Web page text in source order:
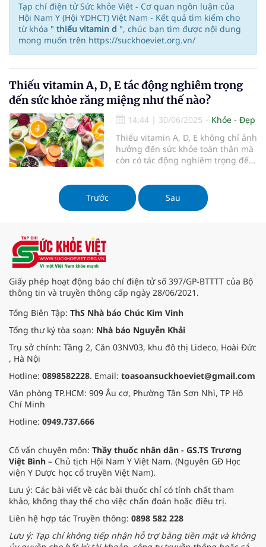
Tạp chí điện tử Sức khỏe Việt - Cơ quan ngôn luận của
Hội Nam Y (Hội YDHCT) Việt Nam - Kết quả tìm kiếm cho
từ khóa " thiếu vitamin d ", chúc bạn tìm được nội dung
mong muốn trên https://suckhoeviet.org.vn/
Thiếu vitamin A, D, E tác động nghiêm trọng
đến sức khỏe răng miệng như thế nào?
14:44 | 30/06/2025
Khỏe - Đẹp
Thiếu vitamin A, D, E không chỉ ảnh
hưởng đến sức khỏe toàn thân mà
còn có tác động nghiêm trọng đến
bệnh vùng quanh răng. Trong bài
viết này, chúng ta sẽ cùng tìm hiểu
về sự thiếu hụt các loại vitamin này
Trước Sau
Giấy phép hoạt động báo chí điện tử số 397/GP-BTTTT của Bộ
thông tin và truyền thông cấp ngày 28/06/2021.
Tổng Biên Tập: ThS Nhà báo Chúc Kim Vinh
Tổng thư ký tòa soạn: Nhà báo Nguyễn Khải
Trụ sở chính: Tầng 2, Căn 03NV03, khu đô thị Lideco, Hoài Đức
, Hà Nội
Hotline: 0898582228. Email: toasoansuckhoeviet@gmail.com
Văn phòng TP.HCM: 909 Âu cơ, Phường Tân Sơn Nhì, TP Hồ
Chí Minh
Hotline: 0949.737.666
Cố vấn chuyên môn: Thầy thuốc nhân dân - GS.TS Trương
Việt Bình – Chủ tịch Hội Nam Y Việt Nam. (Nguyên GĐ Học
viện Y Dược học cổ truyền Việt Nam).
Lưu ý: Các bài viết về các bài thuốc chỉ có tính chất tham
khảo, không thay thế cho việc chẩn đoán hoặc điều trị.
Liên hệ hợp tác Truyền thông: 0898 582 228
Lưu ý: Tạp chí không tiếp nhận hỗ trợ bằng tiền mặt và không